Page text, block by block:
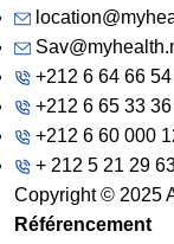
+212 6 64 66
+212 6 65 33
+212 6 60 000
+ 212 5 21 29
Copyright © 2025
Référencement